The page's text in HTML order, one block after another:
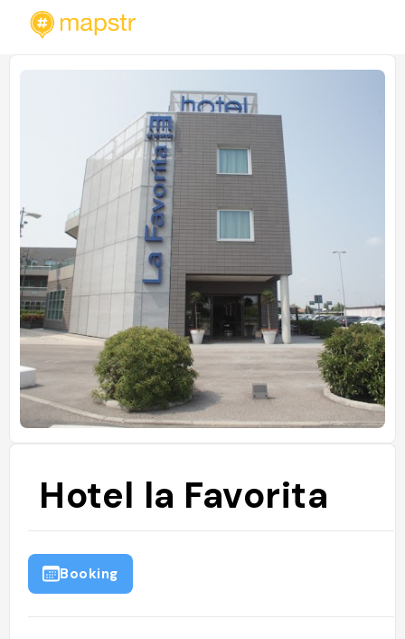
Hotel la Favorita
Booking